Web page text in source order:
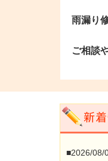
雨漏り
ご相談
■2026/08/